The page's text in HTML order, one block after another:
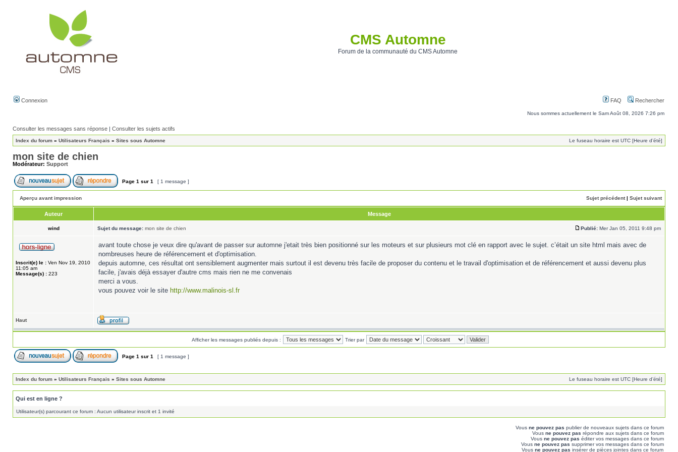
CMS Automne
Forum de la communauté du CMS Automne
Connexion FAQ Rechercher
Nous sommes actuellement le Sam Août 08, 2026 7:26 pm
Consulter les messages sans réponse | Consulter les sujets actifs
Index du forum » Utilisateurs Français » Sites sous Automne Le fuseau horaire est UTC [Heure d’été]
mon site de chien
Modérateur: Support
Page 1 sur 1 [ 1 message ]
Aperçu avant impression Sujet précédent| Sujet suivant
Auteur Message
wind Sujet du message: mon site de chien Publié: Mer Jan 05, 2011 9:48 pm
Inscrit(e) le : Ven Nov 19, 2010
11:05 am
Message(s) : 223
avant toute chose je veux dire qu'avant de passer sur automne j'etait très bien positionné sur les moteurs et sur plusieurs mot clé en rapport avec le sujet. c’était un site html mais avec de
nombreuses heure de référencement et d'optimisation.
depuis automne, ces résultat ont sensiblement augmenter mais surtout il est devenu très facile de proposer du contenu et le travail d'optimisation et de référencement et aussi devenu plus
facile, j'avais déjà essayer d'autre cms mais rien ne me convenais
merci a vous.
vous pouvez voir le site http://www.malinois-sl.fr
Haut
Afficher les messages publiés depuis : Trier par
Page 1 sur 1 [ 1 message ]
Index du forum » Utilisateurs Français » Sites sous Automne Le fuseau horaire est UTC [Heure d’été]
Qui est en ligne ?
Utilisateur(s) parcourant ce forum : Aucun utilisateur inscrit et 1 invité
Vous ne pouvez pas publier de nouveaux sujets dans ce forum
Vous ne pouvez pas répondre aux sujets dans ce forum
Vous ne pouvez pas éditer vos messages dans ce forum
Vous ne pouvez pas supprimer vos messages dans ce forum
Vous ne pouvez pas insérer de pièces jointes dans ce forum